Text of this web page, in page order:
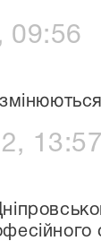
09:56